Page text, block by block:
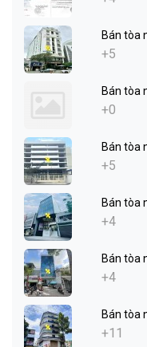
Bán tòa
+5
Bán tòa
+0
Bán tòa
+5
Bán tòa
+4
Bán tòa
+4
Bán tòa
+11